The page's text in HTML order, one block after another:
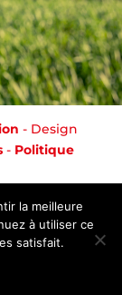
- Design
- Politique
la meilleure
à utiliser ce
satisfait.